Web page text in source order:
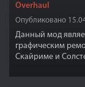
Overhaul
Опубликовано
Данный мод
графическим
Скайриме и